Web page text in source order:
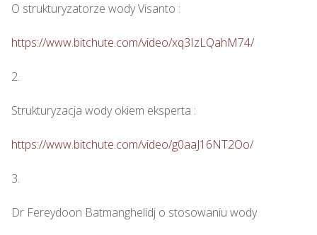
O strukturyzatorze wody Visanto :
https://www.bitchute.com/video/xq3IzLQahM74/
2.
Strukturyzacja wody okiem eksperta :
https://www.bitchute.com/video/g0aaJ16NT2Oo/
3.
Dr Fereydoon Batmanghelidj o stosowaniu wody